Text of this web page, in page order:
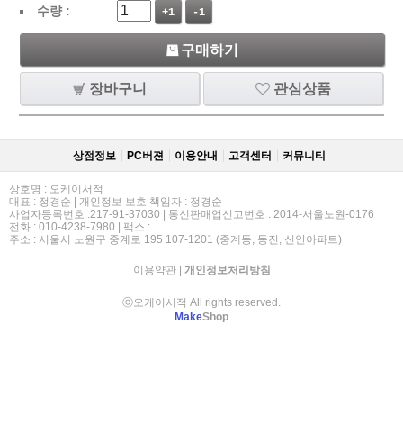
수량 :
+1 -1
구매하기
장바구니 관심상품
상점정보 PC버젼 이용안내 고객센터 커뮤니티
상호명 : 오케이서적
대표 : 정경순 | 개인정보 보호 책임자 : 정경순
사업자등록번호 :217-91-37030 | 통신판매업신고번호 : 2014-서울노원-0176
전화 : 010-4238-7980 | 팩스 :
주소 : 서울시 노원구 중계로 195 107-1201 (중계동, 동진, 신안아파트)
이용약관| 개인정보처리방침
ⓒ오케이서적 All rights reserved.
MakeShop